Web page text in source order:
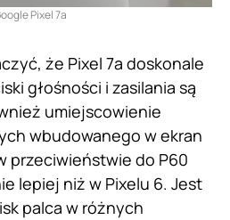
Pixel 7a
że Pixel 7a doskonale
głośności i zasilania są
umiejscowienie
wbudowanego w ekran
przeciwieństwie do P60
lepiej niż w Pixelu 6. Jest
palca w różnych